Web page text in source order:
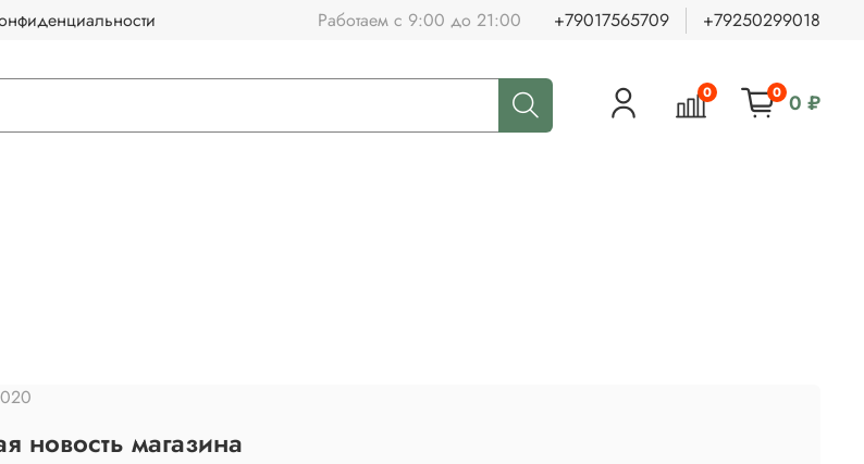
Работаем с 9:00 до 21:00 +79017565709 +79250299018
0 0 0 ₽
новость магазина